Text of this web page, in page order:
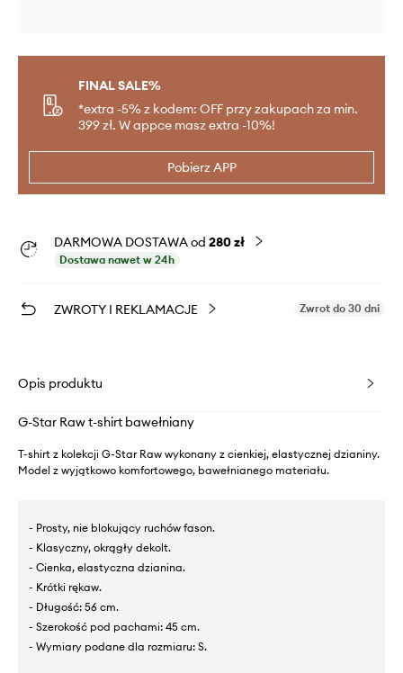
FINAL SALE%
*extra -5% z kodem: OFF przy zakupach za min.
399 zł. W appce masz extra -10%!
Pobierz APP
DARMOWA DOSTAWA od 280 zł
Dostawa nawet w 24h
ZWROTY I REKLAMACJE Zwrot do 30 dni
Opis produktu
G-Star Raw t-shirt bawełniany
T-shirt z kolekcji G-Star Raw wykonany z cienkiej, elastycznej dzianiny.
Model z wyjątkowo komfortowego, bawełnianego materiału.
- Prosty, nie blokujący ruchów fason.
- Klasyczny, okrągły dekolt.
- Cienka, elastyczna dzianina.
- Krótki rękaw.
- Długość: 56 cm.
- Szerokość pod pachami: 45 cm.
- Wymiary podane dla rozmiaru: S.